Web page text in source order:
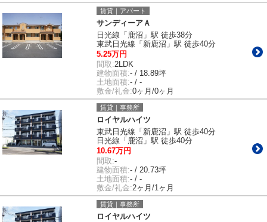
賃貸｜アパート
サンディーアＡ
日光線「鹿沼」駅 徒歩38分
東武日光線「新鹿沼」駅 徒歩40分
5.25万円
間取:2LDK
建物面積:- / 18.89坪
土地面積:- / -
敷金/礼金:0ヶ月/0ヶ月
賃貸｜事務所
ロイヤルハイツ
東武日光線「新鹿沼」駅 徒歩40分
日光線「鹿沼」駅 徒歩40分
10.67万円
間取:-
建物面積:- / 20.73坪
土地面積:- / -
敷金/礼金:2ヶ月/1ヶ月
賃貸｜事務所
ロイヤルハイツ